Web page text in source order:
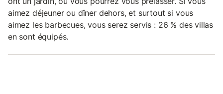
aimez déjeuner ou dîner dehors, et surtout si vous
aimez les barbecues, vous serez servis : 26 % des villas
en sont équipés.